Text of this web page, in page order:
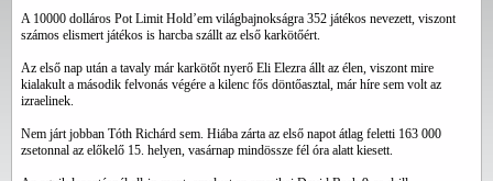
A 10000 dolláros Pot Limit Hold’em világbajnokságra 352 játékos nevezett, viszont
számos elismert játékos is harcba szállt az első karkötőért.
Az első nap után a tavaly már karkötőt nyerő Eli Elezra állt az élen, viszont mire
kialakult a második felvonás végére a kilenc fős döntőasztal, már híre sem volt az
izraelinek.
Nem járt jobban Tóth Richárd sem. Hiába zárta az első napot átlag feletti 163 000
zsetonnal az előkelő 15. helyen, vasárnap mindössze fél óra alatt kiesett.